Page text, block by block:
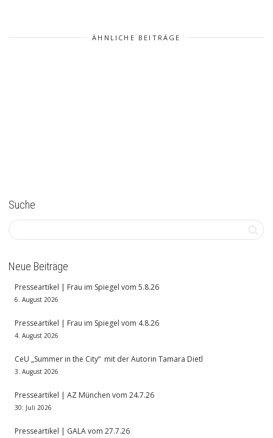
ÄHNLICHE BEITRÄGE
Suche
Neue Beiträge
Presseartikel | Frau im Spiegel vom 5.8.26
6. August 2026
Presseartikel | Frau im Spiegel vom 4.8.26
4. August 2026
CeU „Summer in the City“ mit der Autorin Tamara Dietl
3. August 2026
Presseartikel | AZ München vom 24.7.26
30. Juli 2026
Presseartikel | GALA vom 27.7.26